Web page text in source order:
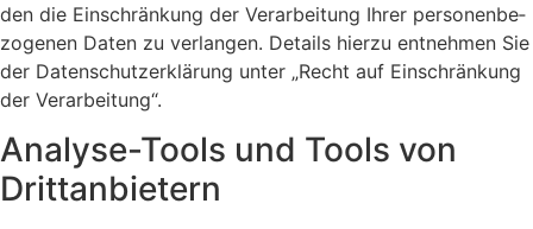
den die Ein­schrän­kung der Ver­ar­bei­tung Ihrer per­so­nen­be­
zo­ge­nen Daten zu ver­lan­gen. Details hier­zu ent­neh­men Sie
der Daten­schutz­er­klä­rung unter „Recht auf Ein­schrän­kung
der Ver­ar­bei­tung“.
Ana­ly­se-Tools und Tools von
Dritt­an­bie­tern